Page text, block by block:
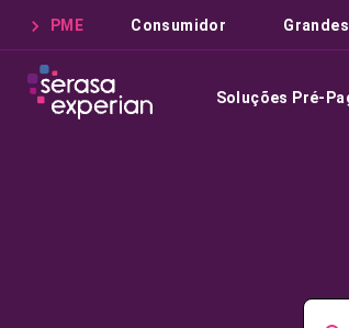
PME Consumidor
Soluções Pré-